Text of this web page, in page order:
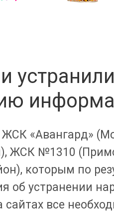
устранили
«Авангард»
ЖСК №1310
которым по
об устранении
все